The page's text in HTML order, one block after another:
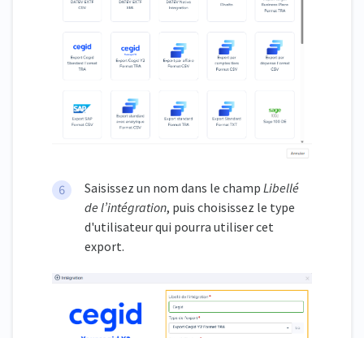
Saisissez un nom dans le champ Libellé
de l’intégration, puis choisissez le type
d'utilisateur qui pourra utiliser cet
export.